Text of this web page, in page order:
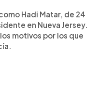
Hadi Matar, de 24
en Nueva Jersey.
motivos por los que